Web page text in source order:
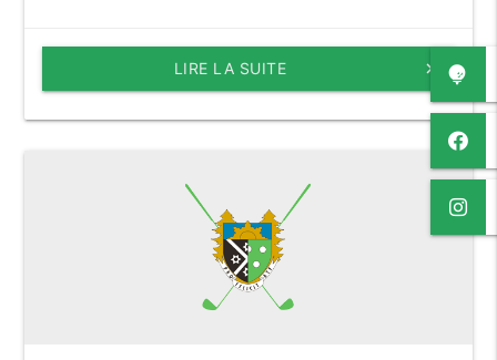
keyboard_arrow_right
LIRE LA SUITE